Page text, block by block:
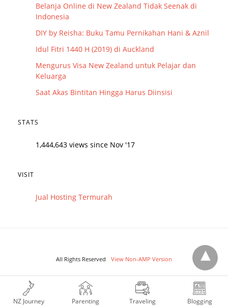
Belanja Online di New Zealand Tidak Seenak di
Indonesia
DIY by Reisha: Buku Tamu Pernikahan Hani & Aznil
Idul Fitri 1440 H (2019) di Auckland
Mengurus Visa New Zealand untuk Pelajar dan
Keluarga
Saat Akas Bintitan Hingga Harus Diinsisi
STATS
1,444,643 views since Nov '17
VISIT
Jual Hosting Termurah
NZ Journey Parenting Traveling Blogging
All Rights Reserved View Non-AMP Version